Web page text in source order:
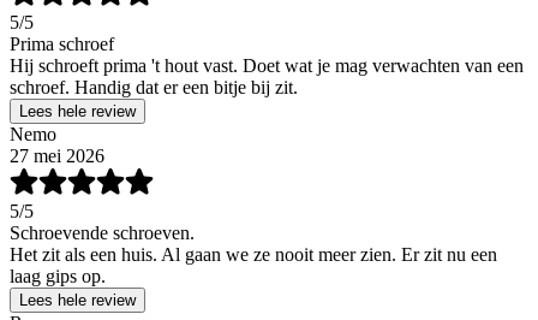
5/5
Prima schroef
Hij schroeft prima 't hout vast. Doet wat je mag verwachten van een
schroef. Handig dat er een bitje bij zit.
Lees hele review
Nemo
27 mei 2026
5/5
Schroevende schroeven.
Het zit als een huis. Al gaan we ze nooit meer zien. Er zit nu een
laag gips op.
Lees hele review